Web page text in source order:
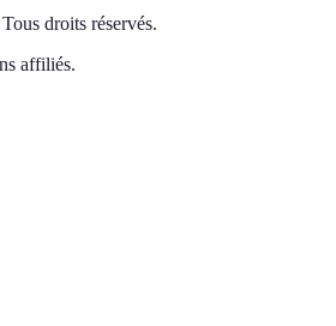
Tous droits réservés.
affiliés.